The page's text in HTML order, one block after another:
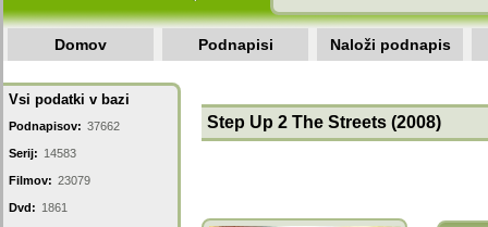
Domov Podnapisi Naloži podnapis
Vsi podatki v bazi
Podnapisov: 37662
Serij: 14583
Filmov: 23079
Dvd: 1861
Step Up 2 The Streets (2008)